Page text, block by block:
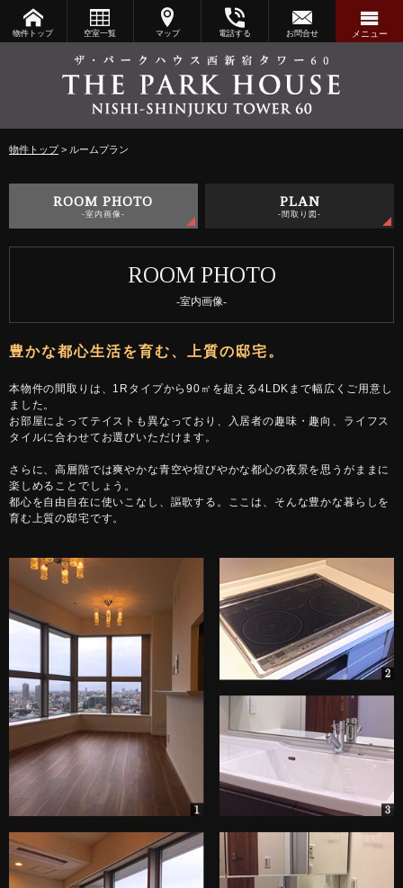
物件トップ 空室一覧 マップ 電話する お問合せ メニュー
物件トップ ルームプラン
-室内画像- -間取り図-
-室内画像-
本物件の間取りは、1Rタイプから90㎡を超える4LDKまで幅広くご用意し
ました。
お部屋によってテイストも異なっており、入居者の趣味・趣向、ライフス
タイルに合わせてお選びいただけます。
さらに、高層階では爽やかな青空や煌びやかな都心の夜景を思うがままに
楽しめることでしょう。
都心を自由自在に使いこなし、謳歌する。ここは、そんな豊かな暮らしを
育む上質の邸宅です。